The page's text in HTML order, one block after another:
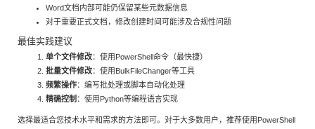
Word文档内部可能仍保留某些元数据信息
对于重要正式文档，修改创建时间可能涉及合规性问题
最佳实践建议
单个文件修改：使用PowerShell命令（最快捷）
批量文件修改：使用BulkFileChanger等工具
频繁操作：编写批处理或脚本自动化处理
精确控制 ：使用Python等编程语言实现
选择最适合您技术水平和需求的方法即可。对于大多数用户，推荐使用PowerShell